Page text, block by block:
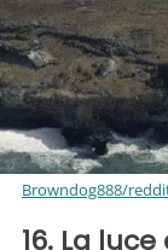
Browndog888/
16. La